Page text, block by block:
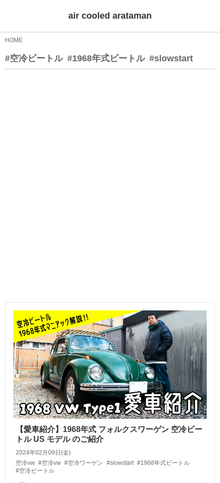
air cooled arataman
HOME
#空冷ビートル #1968年式ビートル #slowstart
【愛車紹介】1968年式 フォルクスワーゲン 空冷ビー
トル US モデル のご紹介
2024年02月09日(金)
空冷vw #空冷vw #空冷ワーゲン #slowstart #1968年式ビートル
#空冷ビートル